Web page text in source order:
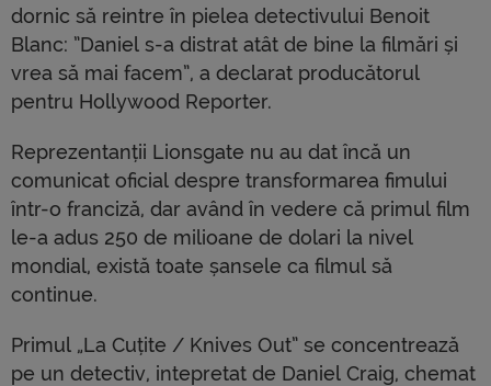
dornic să reintre în pielea detectivului Benoit
Blanc: ”Daniel s-a distrat atât de bine la filmări și
vrea să mai facem”, a declarat producătorul
pentru Hollywood Reporter.
Reprezentanții Lionsgate nu au dat încă un
comunicat oficial despre transformarea fimului
într-o franciză, dar având în vedere că primul film
le-a adus 250 de milioane de dolari la nivel
mondial, există toate șansele ca filmul să
continue.
Primul „La Cuțite / Knives Out” se concentrează
pe un detectiv, intepretat de Daniel Craig, chemat